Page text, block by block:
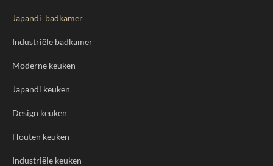
Japandi badkamer
Industriële badkamer
Moderne keuken
Japandi keuken
Design keuken
Houten keuken
Industriële keuken